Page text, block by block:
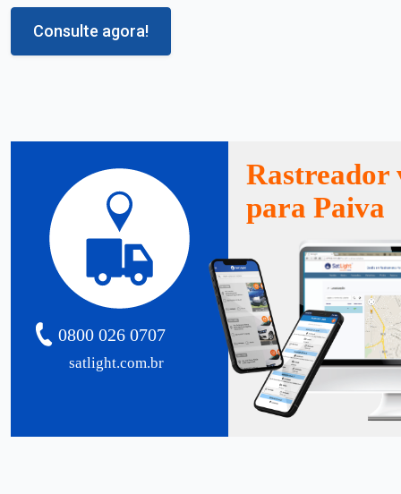
Consulte agora!
satlight.com.br
0800 026 0707
Rastreador
para Paiva